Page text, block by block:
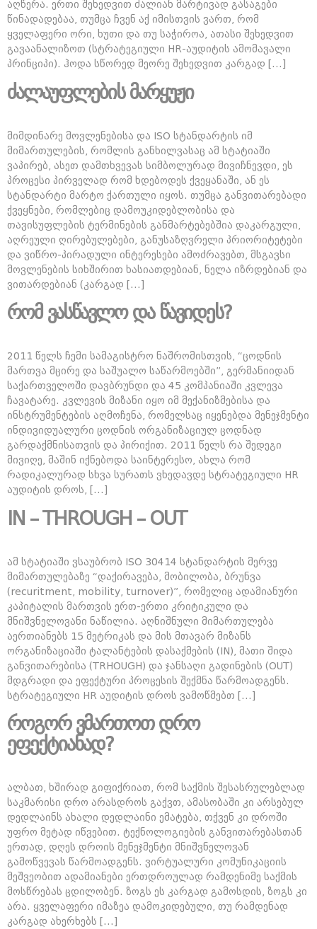
აღწერა. ერთი შეხედვით ძალიან მარტივად გასაგები
წინადადებაა, თუმცა ჩვენ აქ იმისთვის ვართ, რომ
ყველაფერი ორი, ხუთი და თუ საჭიროა, ათასი შეხედვით
გავაანალიზოთ (სტრატეგიული HR-აუდიტის ამომავალი
პრინციპი). ჰოდა სწორედ მეორე შეხედვით კარგად […]
ძალაუფლების მარყუჟი
მიმდინარე მოვლენებისა და ISO სტანდარტის იმ
მიმართულების, რომლის განხილვასაც ამ სტატიაში
ვაპირებ, ასეთ დამთხვევას სიმბოლურად მივიჩნევდი, ეს
პროცესი პირველად რომ ხდებოდეს ქვეყანაში, ან ეს
სტანდარტი მარტო ქართული იყოს. თუმცა განვითარებადი
ქვეყნები, რომლებიც დამოუკიდებლობისა და
თავისუფლების ტერმინების განმარტებებშია დაკარგული,
აღრეული ღირებულებები, განუსაზღვრელი პრიორიტეტები
და ვიწრო-პირადული ინტერესები ამოძრავებთ, მსგავსი
მოვლენების სიხშირით ხასიათდებიან, ნელა იზრდებიან და
ვითარდებიან (კარგად […]
რომ ვასწავლო და წავიდეს?
2011 წელს ჩემი სამაგისტრო ნაშრომისთვის, “ცოდნის
მართვა მცირე და საშუალო საწარმოებში”, გერმანიიდან
საქართველოში დავბრუნდი და 45 კომპანიაში კვლევა
ჩავატარე. კვლევის მიზანი იყო იმ მექანიზმებისა და
ინსტრუმენტების აღმოჩენა, რომელსაც იყენებდა მენეჯმენტი
ინდივიდუალური ცოდნის ორგანიზაციულ ცოდნად
გარდაქმნისათვის და პირიქით. 2011 წელს რა შედეგი
მივიღე, მაშინ იქნებოდა საინტერესო, ახლა რომ
რადიკალურად სხვა სურათს ვხედავდე სტრატეგიული HR
აუდიტის დროს, […]
IN – THROUGH – OUT
ამ სტატიაში ვსაუბრობ ISO 30414 სტანდარტის მერვე
მიმართულებაზე “დაქირავება, მობილობა, ბრუნვა
(recuritment, mobility, turnover)”, რომელიც ადამიანური
კაპიტალის მართვის ერთ-ერთი კრიტიკული და
მნიშვნელოვანი ნაწილია. აღნიშნული მიმართულება
აერთიანებს 15 მეტრიკას და მის მთავარ მიზანს
ორგანიზაციაში ტალანტების დასაქმების (IN), მათი შიდა
განვითარებისა (TRHOUGH) და ჯანსაღი გადინების (OUT)
მდგრადი და ეფექტური პროცესის შექმნა წარმოადგენს.
სტრატეგიული HR აუდიტის დროს ვამოწმებთ […]
როგორ ვმართოთ დრო
ეფექტიანად?
ალბათ, ხშირად გიფიქრიათ, რომ საქმის შესასრულებლად
საკმარისი დრო არასდროს გაქვთ, ამასობაში კი არსებულ
დედლაინს ახალი დედლაინი ემატება, თქვენ კი დროში
უფრო მეტად იწვებით. ტექნოლოგიების განვითარებასთან
ერთად, დღეს დროის მენეჯმენტი მნიშვნელოვან
გამოწვევას წარმოადგენს. ვირტუალური კომუნიკაციის
მეშვეობით ადამიანები ერთდროულად რამდენიმე საქმის
მოსწრებას ცდილობენ. ზოგს ეს კარგად გამოსდის, ზოგს კი
არა. ყველაფერი იმაზეა დამოკიდებული, თუ რამდენად
კარგად ახერხებს […]